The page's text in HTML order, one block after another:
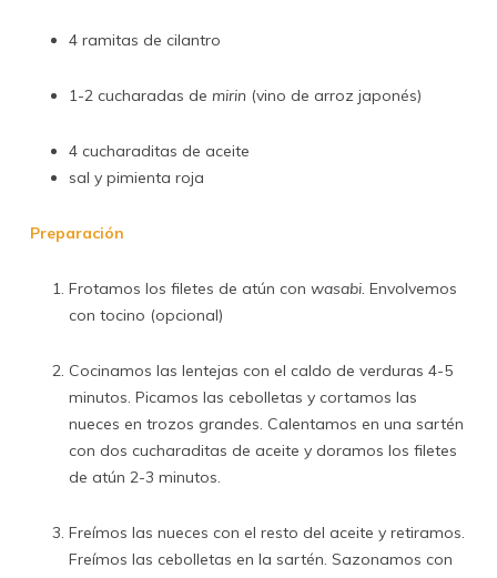
4 ramitas de cilantro
1-2 cucharadas de mirin (vino de arroz japonés)
4 cucharaditas de aceite
sal y pimienta roja
Preparación
Frotamos los filetes de atún con wasabi. Envolvemos
con tocino (opcional)
Cocinamos las lentejas con el caldo de verduras 4-5
minutos. Picamos las cebolletas y cortamos las
nueces en trozos grandes. Calentamos en una sartén
con dos cucharaditas de aceite y doramos los filetes
de atún 2-3 minutos.
Freímos las nueces con el resto del aceite y retiramos.
Freímos las cebolletas en la sartén. Sazonamos con